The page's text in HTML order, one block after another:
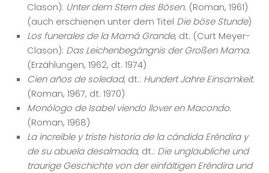
Clason): Unter dem Stern des Bösen. (Roman, 1961)
(auch erschienen unter dem Titel Die böse Stunde)
Los funerales de la Mamá Grande, dt. (Curt Meyer-
Clason): Das Leichenbegängnis der Großen Mama.
(Erzählungen, 1962, dt. 1974)
Cien años de soledad, dt.: Hundert Jahre Einsamkeit.
(Roman, 1967, dt. 1970)
Monólogo de Isabel viendo llover en Macondo.
(Roman, 1968)
La increíble y triste historia de la cándida Eréndira y
de su abuela desalmada, dt.: Die unglaubliche und
traurige Geschichte von der einfältigen Eréndira und